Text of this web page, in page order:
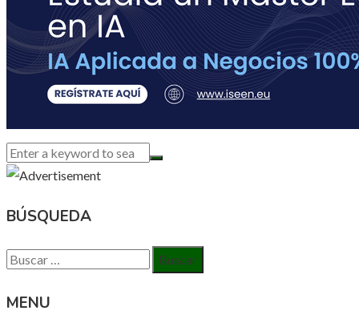
BÚSQUEDA
Buscar:
MENU